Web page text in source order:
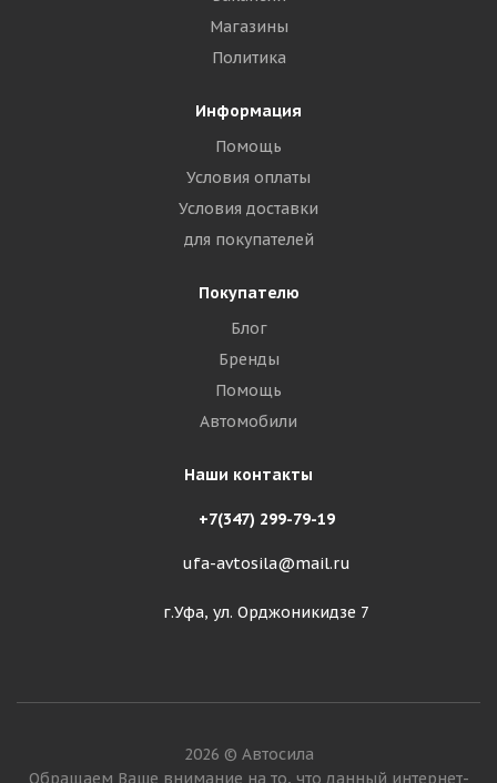
Магазины
Политика
Информация
Помощь
Условия оплаты
Условия доставки
для покупателей
Покупателю
Блог
Бренды
Помощь
Автомобили
Наши контакты
+7(347) 299-79-19
ufa-avtosila@mail.ru
г.Уфа, ул. Орджоникидзе 7
2026 © Автосила
Обращаем Ваше внимание на то, что данный интернет-